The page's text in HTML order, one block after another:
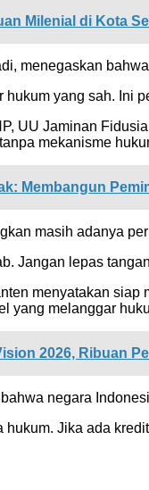
Milenial di Kota
menegaskan
yang sah. Ini
UU Jaminan
mekanisme
Membangun
masih adanya
Jangan lepas
menyatakan
yang melanggar
2026, Ribuan
negara
Jika ada